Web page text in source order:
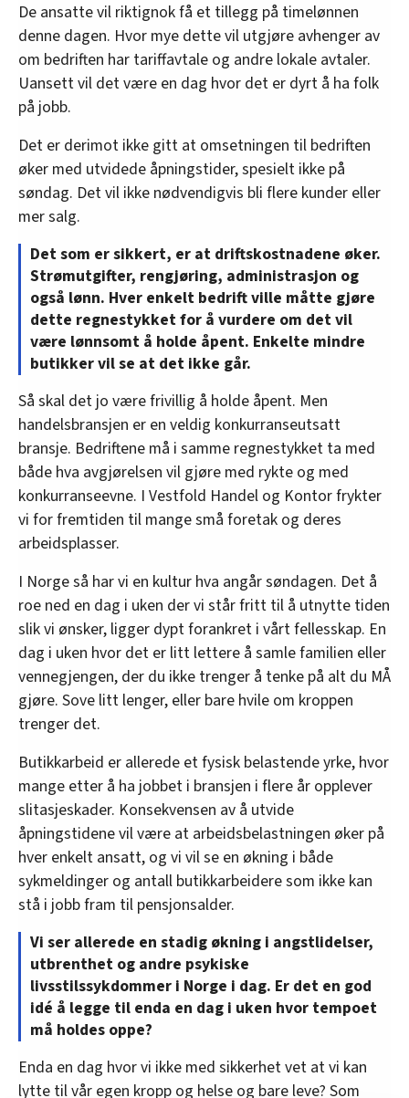
De ansatte vil riktignok få et tillegg på timelønnen
denne dagen. Hvor mye dette vil utgjøre avhenger av
om bedriften har tariffavtale og andre lokale avtaler.
Uansett vil det være en dag hvor det er dyrt å ha folk
på jobb.
Det er derimot ikke gitt at omsetningen til bedriften
øker med utvidede åpningstider, spesielt ikke på
søndag. Det vil ikke nødvendigvis bli flere kunder eller
mer salg.
Det som er sikkert, er at driftskostnadene øker.
Strømutgifter, rengjøring, administrasjon og
også lønn. Hver enkelt bedrift ville måtte gjøre
dette regnestykket for å vurdere om det vil
være lønnsomt å holde åpent. Enkelte mindre
butikker vil se at det ikke går.
Så skal det jo være frivillig å holde åpent. Men
handelsbransjen er en veldig konkurranseutsatt
bransje. Bedriftene må i samme regnestykket ta med
både hva avgjørelsen vil gjøre med rykte og med
konkurranseevne. I Vestfold Handel og Kontor frykter
vi for fremtiden til mange små foretak og deres
arbeidsplasser.
I Norge så har vi en kultur hva angår søndagen. Det å
roe ned en dag i uken der vi står fritt til å utnytte tiden
slik vi ønsker, ligger dypt forankret i vårt fellesskap. En
dag i uken hvor det er litt lettere å samle familien eller
vennegjengen, der du ikke trenger å tenke på alt du MÅ
gjøre. Sove litt lenger, eller bare hvile om kroppen
trenger det.
Butikkarbeid er allerede et fysisk belastende yrke, hvor
mange etter å ha jobbet i bransjen i flere år opplever
slitasjeskader. Konsekvensen av å utvide
åpningstidene vil være at arbeidsbelastningen øker på
hver enkelt ansatt, og vi vil se en økning i både
sykmeldinger og antall butikkarbeidere som ikke kan
stå i jobb fram til pensjonsalder.
Vi ser allerede en stadig økning i angstlidelser,
utbrenthet og andre psykiske
livsstilssykdommer i Norge i dag. Er det en god
idé å legge til enda en dag i uken hvor tempoet
må holdes oppe?
Enda en dag hvor vi ikke med sikkerhet vet at vi kan
lytte til vår egen kropp og helse og bare leve? Som